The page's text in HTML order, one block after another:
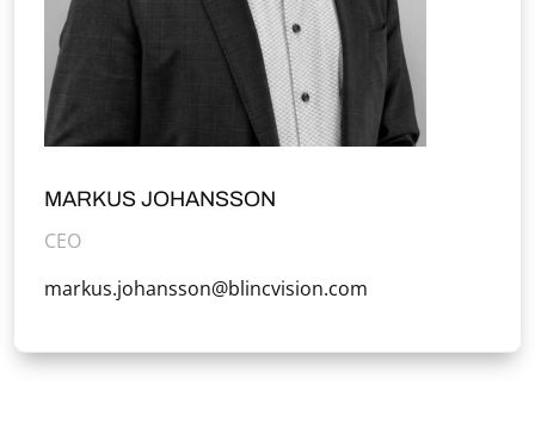
MARKUS JOHANSSON
CEO
markus.johansson@blincvision.com